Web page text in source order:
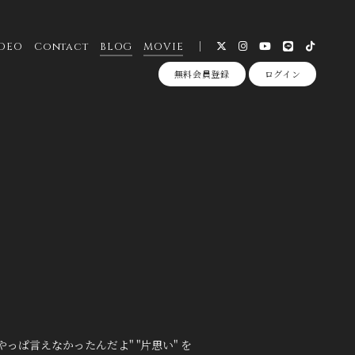
Contact BLOG MOVIE
無料会員登録 ログイン
ぱ言えなかったんだよ" "片思い" を